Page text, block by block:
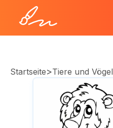
Startseite>Tiere und Vögel